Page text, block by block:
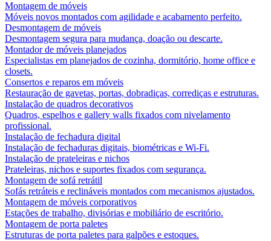
Montagem de móveis
Móveis novos montados com agilidade e acabamento perfeito.
Desmontagem de móveis
Desmontagem segura para mudança, doação ou descarte.
Montador de móveis planejados
Especialistas em planejados de cozinha, dormitório, home office e
closets.
Consertos e reparos em móveis
Restauração de gavetas, portas, dobradiças, corrediças e estruturas.
Instalação de quadros decorativos
Quadros, espelhos e gallery walls fixados com nivelamento
profissional.
Instalação de fechadura digital
Instalação de fechaduras digitais, biométricas e Wi-Fi.
Instalação de prateleiras e nichos
Prateleiras, nichos e suportes fixados com segurança.
Montagem de sofá retrátil
Sofás retráteis e reclináveis montados com mecanismos ajustados.
Montagem de móveis corporativos
Estações de trabalho, divisórias e mobiliário de escritório.
Montagem de porta paletes
Estruturas de porta paletes para galpões e estoques.